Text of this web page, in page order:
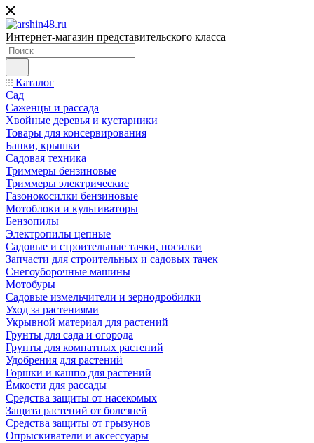
Интернет-магазин представительского класса
Каталог
Сад
Саженцы и рассада
Хвойные деревья и кустарники
Товары для консервирования
Банки, крышки
Садовая техника
Триммеры бензиновые
Триммеры электрические
Газонокосилки бензиновые
Мотоблоки и культиваторы
Бензопилы
Электропилы цепные
Садовые и строительные тачки, носилки
Запчасти для строительных и садовых тачек
Снегоуборочные машины
Мотобуры
Садовые измельчители и зернодробилки
Уход за растениями
Укрывной материал для растений
Грунты для сада и огорода
Грунты для комнатных растений
Удобрения для растений
Горшки и кашпо для растений
Ёмкости для рассады
Средства защиты от насекомых
Защита растений от болезней
Средства защиты от грызунов
Опрыскиватели и аксессуары